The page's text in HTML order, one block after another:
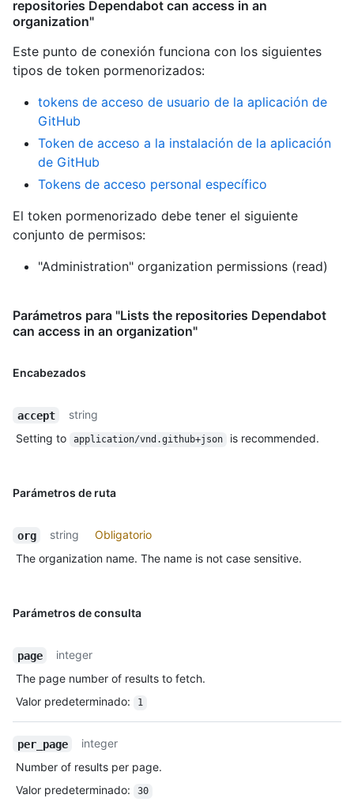
repositories Dependabot can access in an
organization"
Este punto de conexión funciona con los siguientes
tipos de token pormenorizados:
tokens de acceso de usuario de la aplicación de
GitHub
Token de acceso a la instalación de la aplicación
de GitHub
Tokens de acceso personal específico
El token pormenorizado debe tener el siguiente
conjunto de permisos:
"Administration" organization permissions (read)
Parámetros para "Lists the repositories Dependabot
can access in an organization"
Encabezados
accept
string
Setting to
application/vnd.github+json is recommended.
Parámetros de ruta
org string
Obligatorio
The organization name. The name is not case sensitive.
Parámetros de consulta
page
integer
The page number of results to fetch.
Valor predeterminado: 1
per_page
integer
Number of results per page.
Valor predeterminado: 30